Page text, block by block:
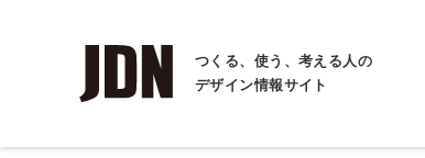
つくる、使う、考える人の
デザイン情報サイト